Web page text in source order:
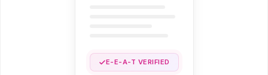
E-E-A-T VERIFIED